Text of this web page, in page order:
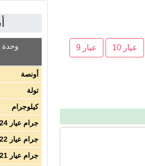
عيار 10 عيار 9 وحدة
أونصة
تولة
كيلوجرام
جرام عيار 24
جرام عيار 22
جرام عيار 21